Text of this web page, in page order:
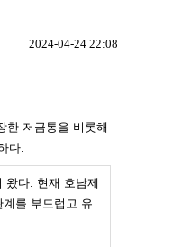
2024-04-24 22:08
한 저금통을 비롯해
다.
왔다. 현재 호남제
를 부드럽고 유